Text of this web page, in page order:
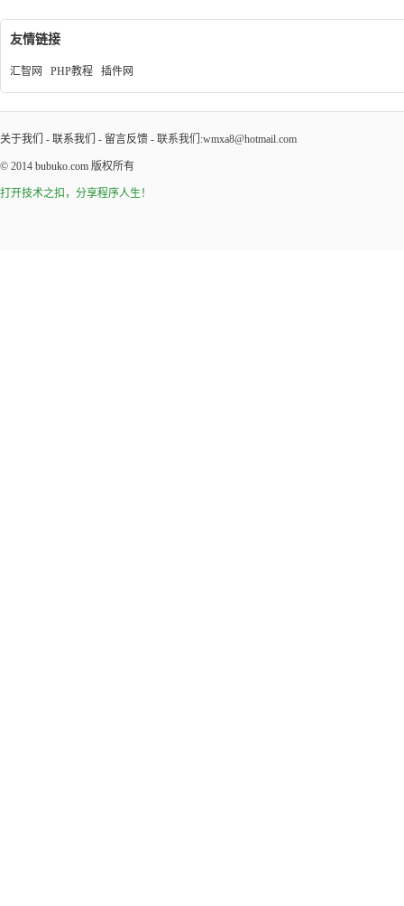
友情链接
汇智网 PHP教程 插件网
关于我们 - 联系我们 - 留言反馈 - 联系我们:wmxa8@hotmail.com
© 2014 bubuko.com 版权所有
打开技术之扣，分享程序人生！